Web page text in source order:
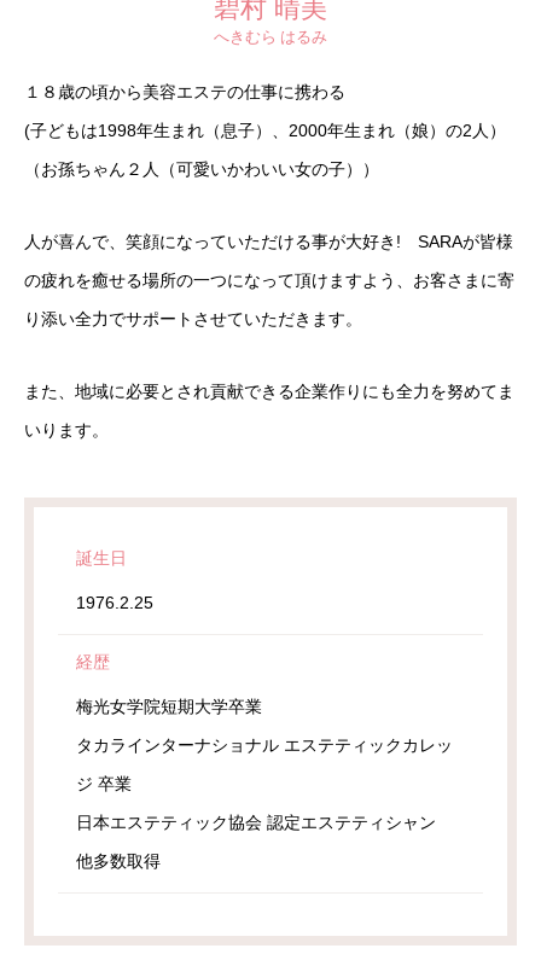
碧村 晴美
へきむら はるみ
１８歳の頃から美容エステの仕事に携わる
(子どもは1998年生まれ（息子）、2000年生まれ（娘）の2人）
（お孫ちゃん２人（可愛いかわいい女の子））
人が喜んで、笑顔になっていただける事が大好き! SARAが皆様
の疲れを癒せる場所の一つになって頂けますよう、お客さまに寄
り添い全力でサポートさせていただきます。
また、地域に必要とされ貢献できる企業作りにも全力を努めてま
いります。
誕生日
1976.2.25
経歴
梅光女学院短期大学卒業
タカラインターナショナル エステティックカレッ
ジ 卒業
日本エステティック協会 認定エステティシャン
他多数取得